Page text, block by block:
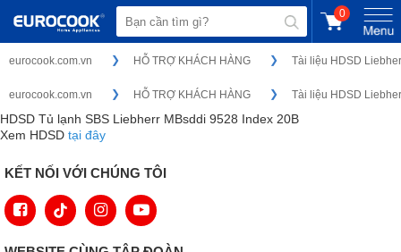
0
eurocook.com.vn HỖ TRỢ KHÁCH HÀNG Tài liệu HDSD
eurocook.com.vn HỖ TRỢ KHÁCH HÀNG Tài liệu HDSD
HDSD Tủ lạnh SBS Liebherr MBsddi 9528 Index 20B
Xem HDSD tại đây
KẾT NỐI VỚI CHÚNG TÔI